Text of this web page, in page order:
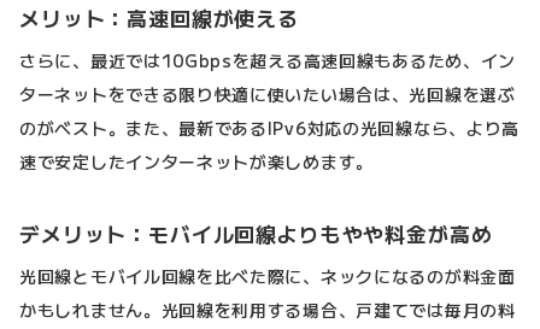
メリット：高速回線が使える
さらに、最近では10Gbpsを超える高速回線もあるため、イン
ターネットをできる限り快適に使いたい場合は、光回線を選ぶ
のがベスト。また、最新であるIPv6対応の光回線なら、より高
速で安定したインターネットが楽しめます。
デメリット：モバイル回線よりもやや料金が高め
光回線とモバイル回線を比べた際に、ネックになるのが料金面
かもしれません。光回線を利用する場合、戸建てでは毎月の料